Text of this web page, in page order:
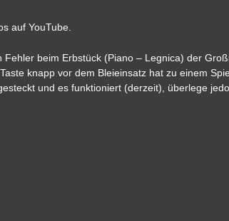
auf YouTube.
beim Erbstück (Piano – Legnica) der
knapp vor dem Bleieinsatz hat zu einem
und es funktioniert (derzeit), überlege